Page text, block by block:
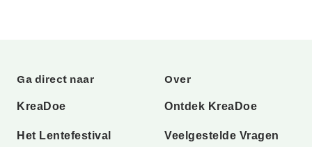
Ga direct naar
KreaDoe
Het Lentefestival
Over
Ontdek KreaDoe
Veelgestelde Vragen